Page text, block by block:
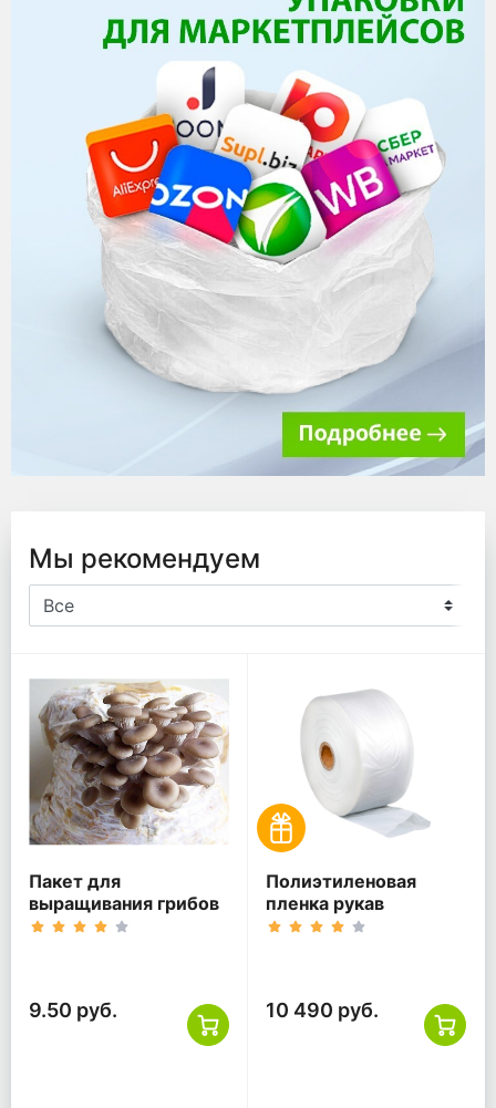
Мы рекомендуем
Пакет для
выращивания грибов
9.50 руб.
Полиэтиленовая
пленка рукав
10 490 руб.